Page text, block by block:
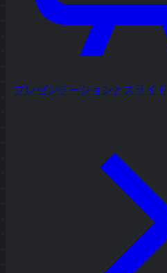
プレゼンテーションとスライド